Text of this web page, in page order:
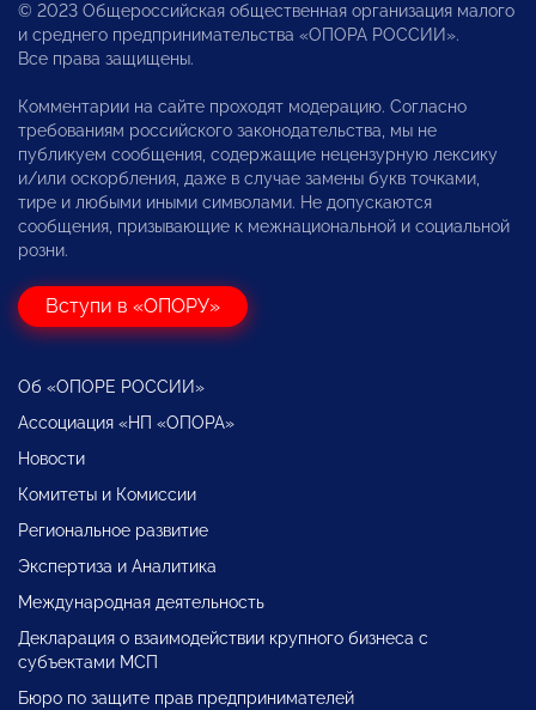
© 2023 Общероссийская общественная организация малого
и среднего предпринимательства «ОПОРА РОССИИ».
Все права защищены.
Комментарии на сайте проходят модерацию. Согласно
требованиям российского законодательства, мы не
публикуем сообщения, содержащие нецензурную лексику
и/или оскорбления, даже в случае замены букв точками,
тире и любыми иными символами. Не допускаются
сообщения, призывающие к межнациональной и социальной
розни.
Вступи в «ОПОРУ»
Об «ОПОРЕ РОССИИ»
Ассоциация «НП «ОПОРА»
Новости
Комитеты и Комиссии
Региональное развитие
Экспертиза и Аналитика
Международная деятельность
Декларация о взаимодействии крупного бизнеса с
субъектами МСП
Бюро по защите прав предпринимателей